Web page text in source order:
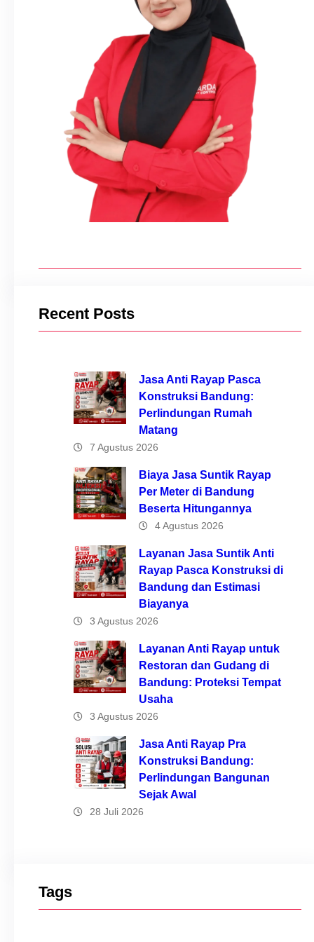
Recent Posts
Jasa Anti Rayap Pasca
Konstruksi Bandung:
Perlindungan Rumah
Matang
7 Agustus 2026
Biaya Jasa Suntik Rayap
Per Meter di Bandung
Beserta Hitungannya
4 Agustus 2026
Layanan Jasa Suntik Anti
Rayap Pasca Konstruksi di
Bandung dan Estimasi
Biayanya
3 Agustus 2026
Layanan Anti Rayap untuk
Restoran dan Gudang di
Bandung: Proteksi Tempat
Usaha
3 Agustus 2026
Jasa Anti Rayap Pra
Konstruksi Bandung:
Perlindungan Bangunan
Sejak Awal
28 Juli 2026
Tags